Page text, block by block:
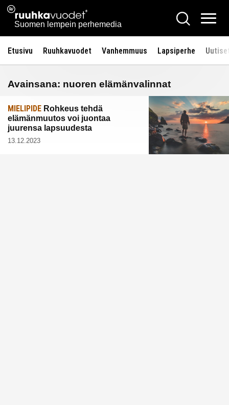
Siirry
sisältöön
Ruuhkavuodet.fi
Suomen lempein perhemedia
Hae
Etusivu Ruuhkavuodet Vanhemmuus Lapsiperhe
Avainsana: nuoren elämänvalinnat
MIELIPIDE Rohkeus tehdä
elämänmuutos voi juontaa
juurensa lapsuudesta
13.12.2023